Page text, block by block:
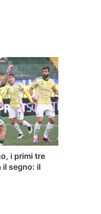
i primi tre
il segno: il